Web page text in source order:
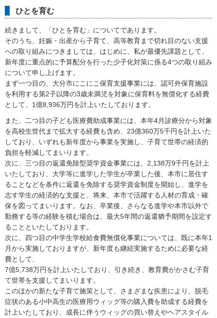
ひとを育む
続きまして、「ひとを育む」についてであります。
そのうち、妊娠・出産から子育て、高等教育まで切れ目のない支援
への取り組みにつきましては、はじめに、私が最優先課題として、
新年度に重点的に予算配分を行った少子化対策に係る4つの取り組み
について申し上げます。
まず一つ目の、大分市にこにこ保育支援事業には、認可外保育施設
を利用する第2子以降の3歳未満児を対象に保育料を無償化する経費
として、1億8,936万円を計上いたしております。
また、二つ目の子ども医療費助成事業には、本年4月診療分から対象
を高校生世代まで拡大する経費も含め、23億360万5千円を計上いた
しており、いずれも新年度から事業を実施し、子育て世帯の経済的
負担を軽減してまいります。
次に、三つ目の返還免除型奨学資金事業には、2,138万9千円を計上
いたしており、大学等に進学した学生が卒業した後、本市に居住す
ることなどを条件に返還を免除する奨学資金制度を開始し、進学を
志す学生の経済的な支援と、将来、本市で活躍する人材の育成・確
保を図ってまいります。なお、卒業後、さらなる進学や本市以外で
勤務する等の経験を積む場合は、最大5年間の返還猶予期間を設定す
ることといたしております。
次に、四つ目の中学生学校給食費無償化事業については、既に本年1
月から実施しておりますが、新年度も継続実施するために必要な経
費として、
7億5,738万円を計上いたしており、引き続き、教育費がかさむ子育
て世帯を支援してまいります。
このほかの新たな子育て施策として、さまざまな疾患により、脱毛
症状のある小中高生の医療用ウィッグ等の購入費を助成する経費を
計上いたしており、成長に伴うウィッグの買い替えやヘアスタイル